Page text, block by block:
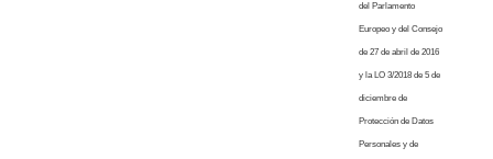
del Parlamento
Europeo y del Consejo
de 27 de abril de 2016
y la LO 3/2018 de 5 de
diciembre de
Protección de Datos
Personales y de